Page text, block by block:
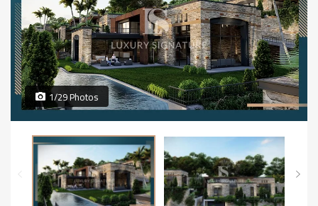
1/29 Photos